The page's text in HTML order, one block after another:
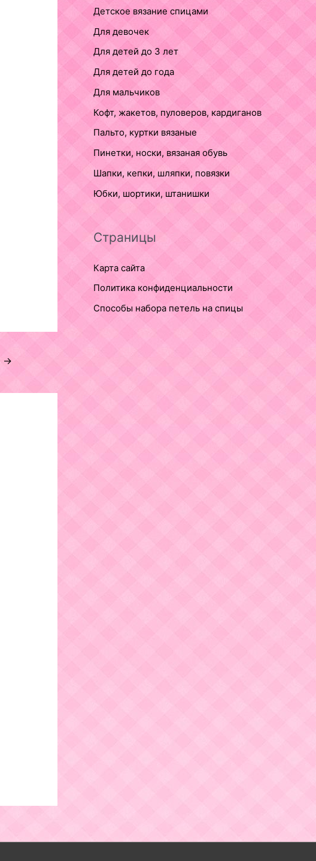
→
Детское вязание спицами
Для девочек
Для детей до 3 лет
Для детей до года
Для мальчиков
Кофт, жакетов, пуловеров, кардиганов
Пальто, куртки вязаные
Пинетки, носки, вязаная обувь
Шапки, кепки, шляпки, повязки
Юбки, шортики, штанишки
Страницы
Карта сайта
Политика конфиденциальности
Способы набора петель на спицы